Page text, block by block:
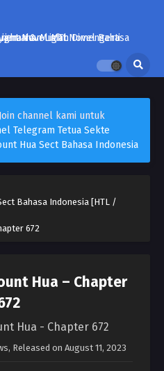
Join channel kami untuk
Telegram Tetua Sekte
Hua Sect Bahasa Indonesia
Bahasa Indonesia [HTL /
672
Hua – Chapter
Hua - Chapter 672
, Released on August 11, 2023